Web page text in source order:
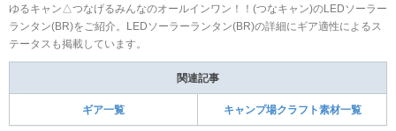
ゆるキャン△つなげるみんなのオールインワン！！(つなキャン)のLEDソーラー
ランタン(BR)をご紹介。LEDソーラーランタン(BR)の詳細にギア適性によるス
テータスも掲載しています。
関連記事
ギア一覧 キャンプ場クラフト素材一覧